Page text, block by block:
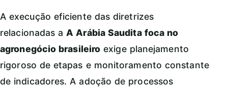
A execução eficiente das diretrizes
relacionadas a A Arábia Saudita foca no
agronegócio brasileiro exige planejamento
rigoroso de etapas e monitoramento constante
de indicadores. A adoção de processos